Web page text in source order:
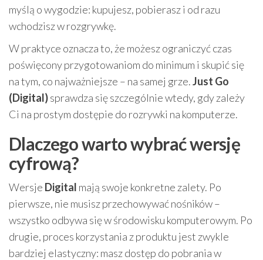
myślą o wygodzie: kupujesz, pobierasz i od razu
wchodzisz w rozgrywkę.
W praktyce oznacza to, że możesz ograniczyć czas
poświęcony przygotowaniom do minimum i skupić się
na tym, co najważniejsze – na samej grze.Just Go
(Digital)sprawdza się szczególnie wtedy, gdy zależy
Ci na prostym dostępie do rozrywki na komputerze.
Dlaczego warto wybrać wersję
cyfrową?
Wersje Digital mają swoje konkretne zalety. Po
pierwsze, nie musisz przechowywać nośników –
wszystko odbywa się w środowisku komputerowym. Po
drugie, proces korzystania z produktu jest zwykle
bardziej elastyczny: masz dostęp do pobrania w